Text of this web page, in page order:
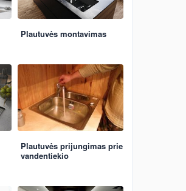
Plautuvės montavimas
Plautuvės prijungimas prie
vandentiekio